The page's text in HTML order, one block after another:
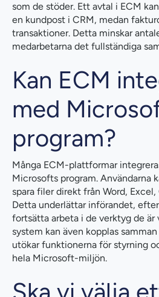
som de stöder. Ett avtal i ECM
en kundpost i CRM, medan
transaktioner. Detta minskar
medarbetarna det fullständiga
Kan ECM
med
program?
Många ECM-plattformar
Microsofts program. Användarna
spara filer direkt från Word,
Detta underlättar införandet,
fortsätta arbeta i de verktyg de är
system kan även kopplas
utökar funktionerna för styrning
hela Microsoft-miljön.